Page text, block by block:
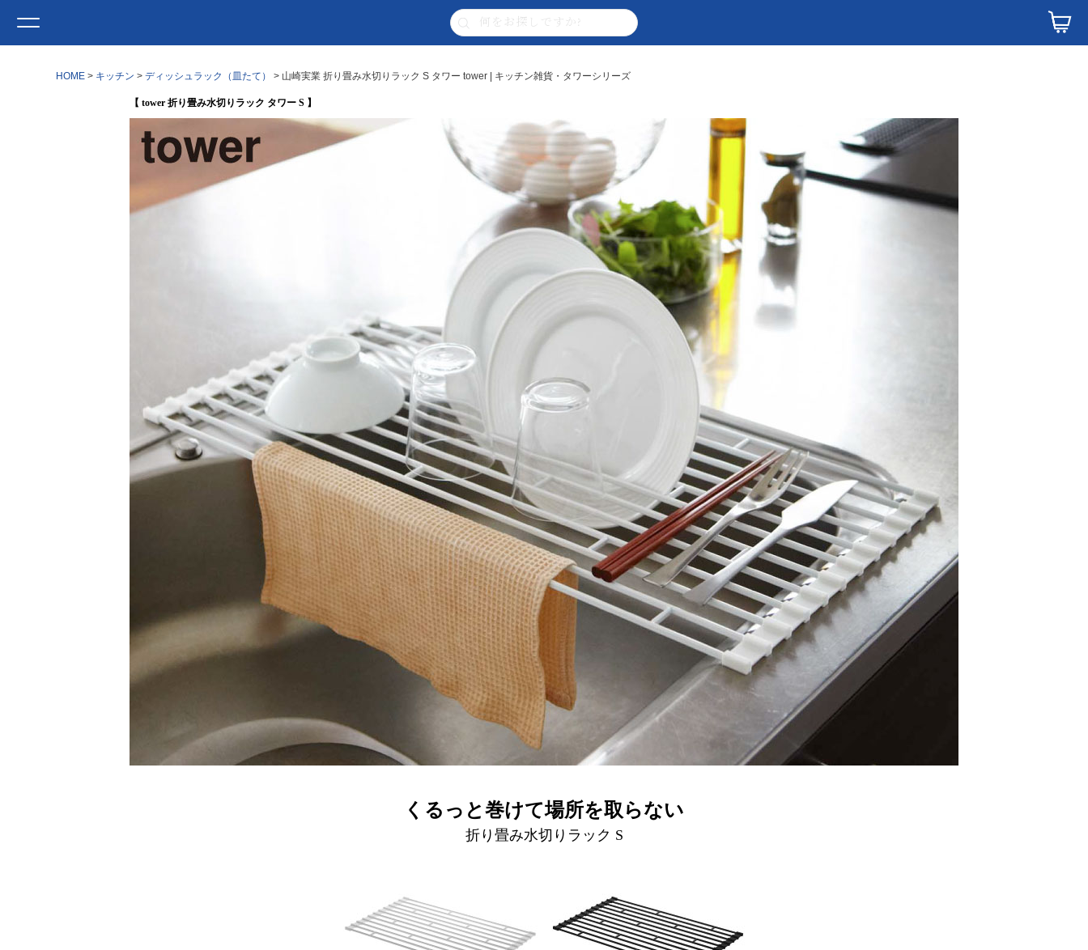
HOME キッチン ディッシュラック（皿たて） 山崎実業 折り畳み水切りラック S タワー tower | キッチン雑貨・タワーシリーズ
【 tower 折り畳み水切りラック タワー S 】
くるっと巻けて場所を取らない
折り畳み水切りラック S